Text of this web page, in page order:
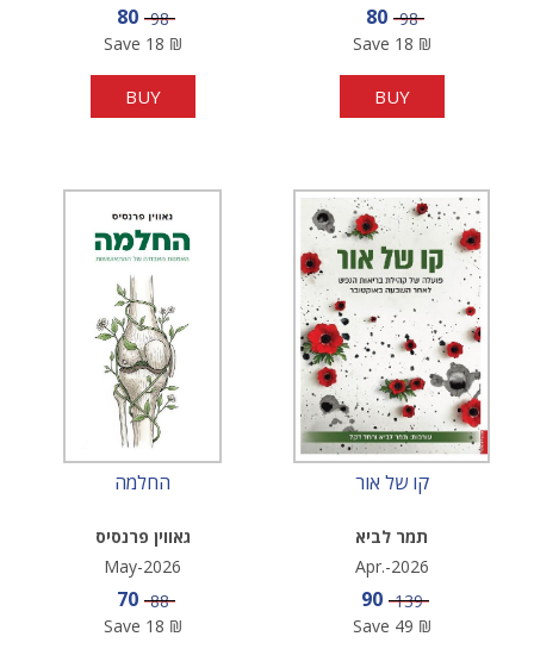
Sale price
80 Price
98
Save 18 ₪
BUY
Sale price
80 Price
98
Save 18 ₪
BUY
החלמה
גאווין פרנסיס
May-2026
Sale price
70 Price
88
Save 18 ₪
קו של אור
תמר לביא
Apr.-2026
Sale price
90 Price
139
Save 49 ₪